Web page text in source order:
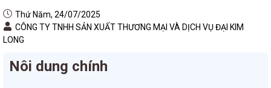
Thứ Năm, 24/07/2025
CÔNG TY TNHH SẢN XUẤT THƯƠNG MẠI VÀ DỊCH VỤ ĐẠI KIM
LONG
Nôi dung chính